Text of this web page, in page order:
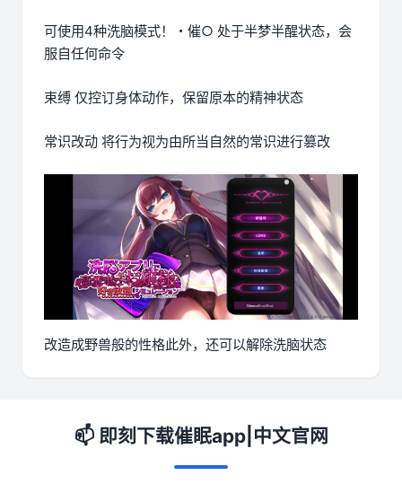
可使用4种洗脑模式！・催○ 处于半梦半醒状态，会
服自任何命令
束缚 仅控订身体动作，保留原本的精神状态
常识改动 将行为视为由所当自然的常识进行篡改
改造成野兽般的性格此外，还可以解除洗脑状态
📫 即刻下载催眠app|中文官网